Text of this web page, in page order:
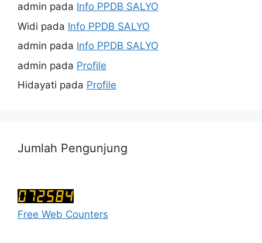
admin pada Info PPDB SALYO
Widi pada Info PPDB SALYO
admin pada Info PPDB SALYO
admin pada Profile
Hidayati pada Profile
Jumlah Pengunjung
Free Web Counters